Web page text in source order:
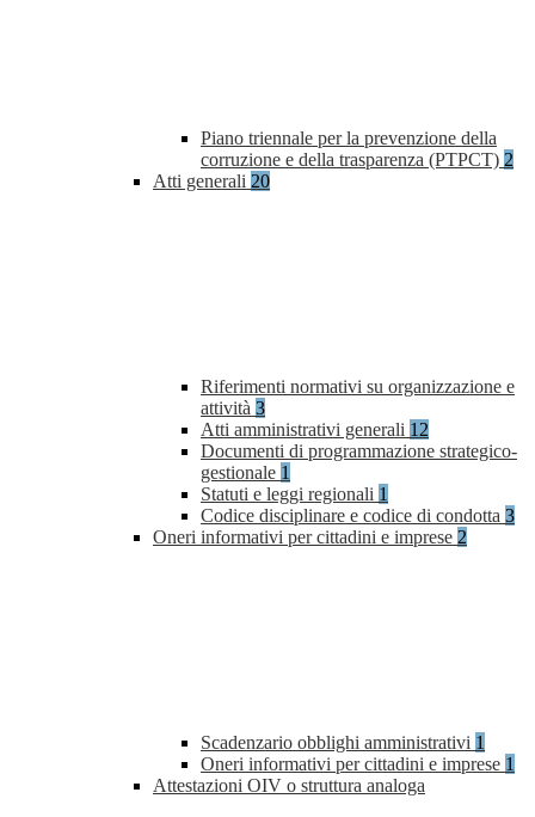
Piano triennale per la prevenzione della
corruzione e della trasparenza (PTPCT) 2
Atti generali 20
Riferimenti normativi su organizzazione e
attività 3
Atti amministrativi generali 12
Documenti di programmazione strategico-
gestionale 1
Statuti e leggi regionali 1
Codice disciplinare e codice di condotta 3
Oneri informativi per cittadini e imprese 2
Scadenzario obblighi amministrativi 1
Oneri informativi per cittadini e imprese 1
Attestazioni OIV o struttura analoga